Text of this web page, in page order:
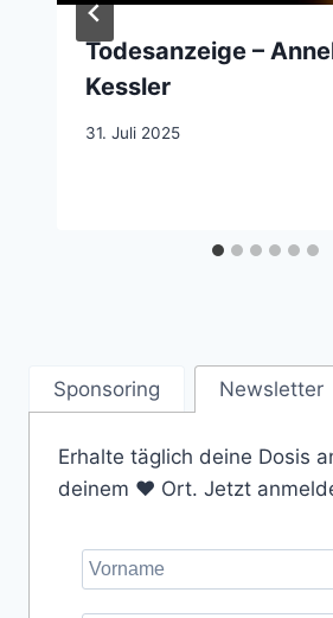
Todesanzeige –
Kessler
31. Juli 2025
Sponsoring Newsletter
Erhalte täglich deine Dosis
deinem ❤️ Ort. Jetzt